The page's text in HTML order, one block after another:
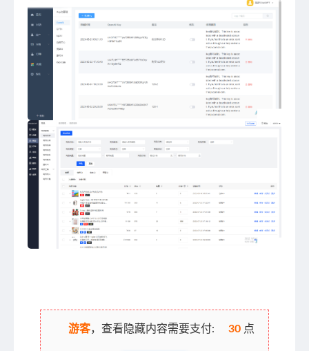
游客，查看隐藏内容需要支付: 30 点